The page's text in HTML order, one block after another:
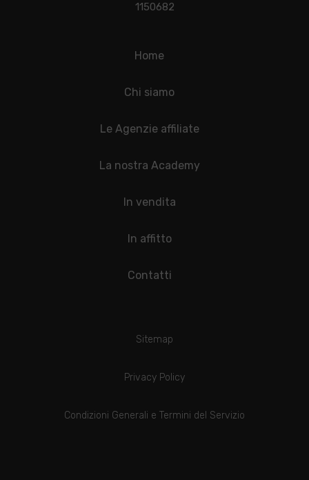
1150682
Home
Chi siamo
Le Agenzie affiliate
La nostra Academy
In vendita
In affitto
Contatti
Sitemap
Privacy Policy
Condizioni Generali e Termini del Servizio